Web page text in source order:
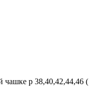
чашке р 38,40,42,44,46 (